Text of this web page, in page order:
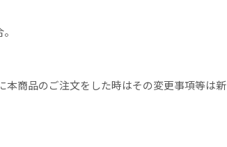
商品のご注文をした時はその変更事項等は新